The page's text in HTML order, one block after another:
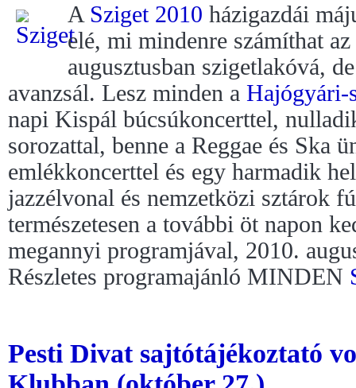
A Sziget 2010 házigazdái
elé, mi mindenre számíthat
augusztusban szigetlakóvá,
avanzsál. Lesz minden a Hajógyári-
napi Kispál búcsúkoncerttel,
sorozattal, benne a Reggae és Ska
emlékkoncerttel és egy harmadik
jazzélvonal és nemzetközi sztárok
természetesen a további öt napon
megannyi programjával, 2010.
Részletes programajánló MINDEN
Pesti Divat sajtótájékoztató